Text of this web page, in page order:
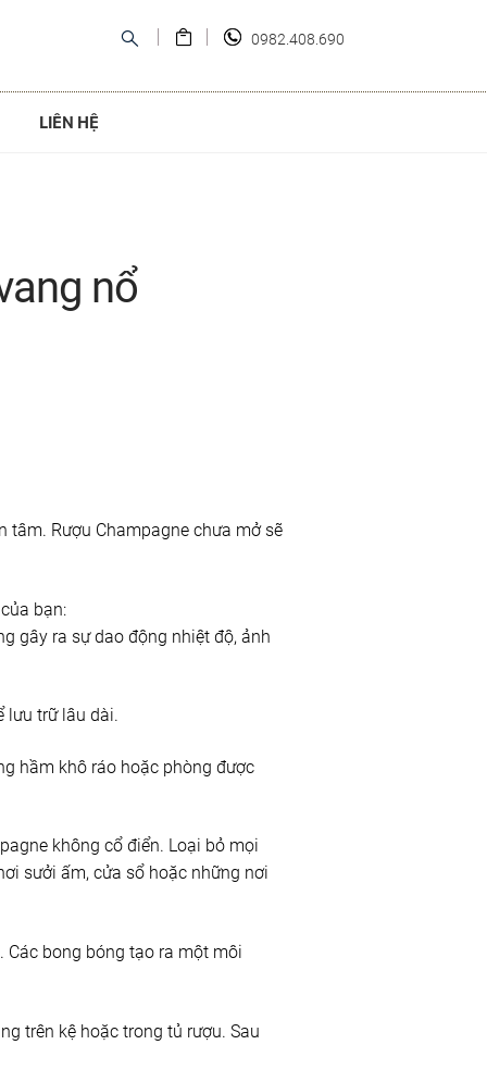
0982.408.690
LIÊN HỆ
nổ
Rượu Champagne chưa mở sẽ
bạn:
gây ra sự dao động nhiệt độ, ảnh
lưu trữ lâu dài.
hầm khô ráo hoặc phòng được
không cổ điển. Loại bỏ mọi
sưởi ấm, cửa sổ hoặc những nơi
bong bóng tạo ra một môi
trên kệ hoặc trong tủ rượu. Sau